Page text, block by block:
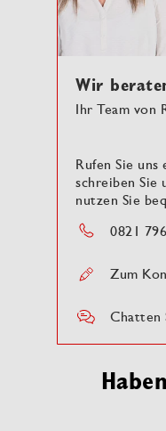
Wir
Ihr Team von
Rufen Sie
schreiben Sie
nutzen Sie
0821
Zum
Chatten